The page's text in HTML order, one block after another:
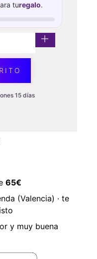
turegalo.
15 días
65€
(Valencia) · te
y muy buena